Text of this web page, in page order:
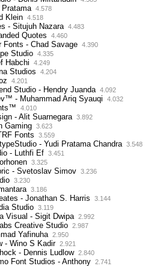
Pratama 4.578
Klein 4.518
- Situjuh Nazara 4.483
Quotes 4.460
Fonts - Chad Savage 4.390
Studio 4.335
Habchi 4.249
Studios 4.204
4.201
Studio - Hendry Juanda 4.092
- Muhammad Ariq Syauqi 4.032
4.010
- Alit Suarnegara 3.892
Gaming 3.623
Fonts 3.559
- Yudi Pratama Chandra 3.548
- Luthfi Ef 3.451
3.325
- Svetoslav Simov 3.236
3.230
3.186
- Jonathan S. Harris 3.144
Studio 3.119
Visual - Sigit Dwipa 2.992
Creative Studio 2.987
Yafinuha 2.950
- Wino S Kadir 2.921
- Dennis Ludlow 2.840
Font Studios - Anthony 2.741